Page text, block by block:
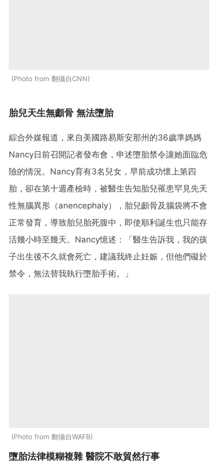
Photo from 翻攝自CNN
胎兒天生無顱骨 無法墮胎
綜合外媒報道，來自美國路易斯安那州的36歲準媽媽
Nancy日前召開記者發布會，申述墮胎禁令讓她面臨危
險的情況。Nancy育有3名兒女，早前成功懷上第四
胎，卻在第十週產檢時，被醫生告知胎兒罹患罕見先天
性無腦異形（anencephaly），胎兒顱骨及腦袋將不會
正常發育，導致胎兒胎死腹中，即使順利誕生也只能存
活幾小時至幾天。Nancy憶述：「醫生告訴我，我的孩
子出生後不久就會死亡，建議我終止妊娠，但他們礙於
禁令，無法替我執行墮胎手術。」
Photo from 翻攝自WAFB
墮胎法律模糊複雜 醫院不敢貿然行事